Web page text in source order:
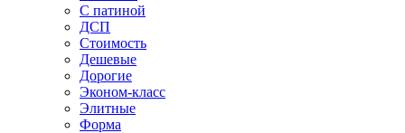
С патиной
ДСП
Стоимость
Дешевые
Дорогие
Эконом-класс
Элитные
Форма